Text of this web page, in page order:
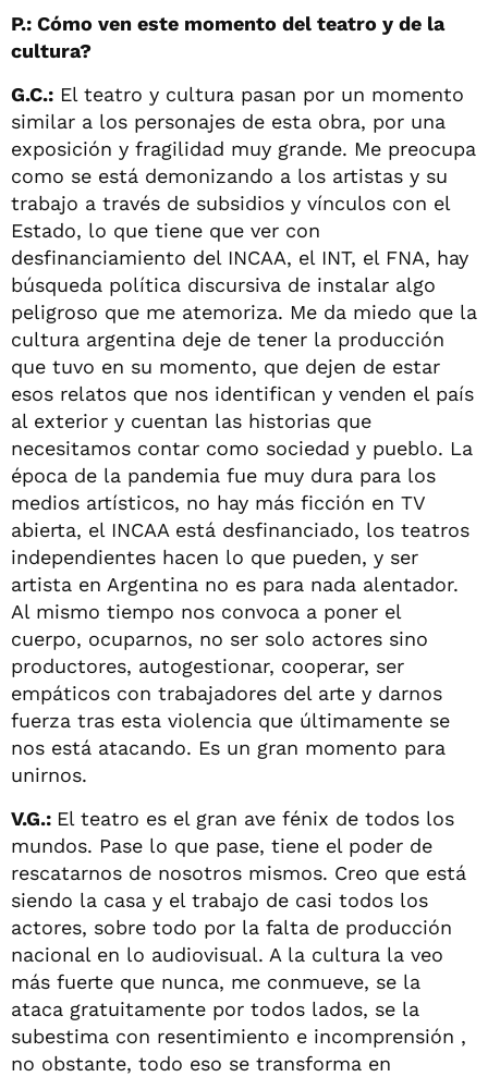
P.: Cómo ven este momento del teatro y de la
cultura?
G.C.: El teatro y cultura pasan por un momento
similar a los personajes de esta obra, por una
exposición y fragilidad muy grande. Me preocupa
como se está demonizando a los artistas y su
trabajo a través de subsidios y vínculos con el
Estado, lo que tiene que ver con
desfinanciamiento del INCAA, el INT, el FNA, hay
búsqueda política discursiva de instalar algo
peligroso que me atemoriza. Me da miedo que la
cultura argentina deje de tener la producción
que tuvo en su momento, que dejen de estar
esos relatos que nos identifican y venden el país
al exterior y cuentan las historias que
necesitamos contar como sociedad y pueblo. La
época de la pandemia fue muy dura para los
medios artísticos, no hay más ficción en TV
abierta, el INCAA está desfinanciado, los teatros
independientes hacen lo que pueden, y ser
artista en Argentina no es para nada alentador.
Al mismo tiempo nos convoca a poner el
cuerpo, ocuparnos, no ser solo actores sino
productores, autogestionar, cooperar, ser
empáticos con trabajadores del arte y darnos
fuerza tras esta violencia que últimamente se
nos está atacando. Es un gran momento para
unirnos.
V.G.: El teatro es el gran ave fénix de todos los
mundos. Pase lo que pase, tiene el poder de
rescatarnos de nosotros mismos. Creo que está
siendo la casa y el trabajo de casi todos los
actores, sobre todo por la falta de producción
nacional en lo audiovisual. A la cultura la veo
más fuerte que nunca, me conmueve, se la
ataca gratuitamente por todos lados, se la
subestima con resentimiento e incomprensión ,
no obstante, todo eso se transforma en